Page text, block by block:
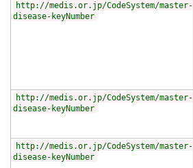
http://medis.or.jp/CodeSystem/master-
disease-keyNumber
http://medis.or.jp/CodeSystem/master-
disease-keyNumber
http://medis.or.jp/CodeSystem/master-
disease-keyNumber